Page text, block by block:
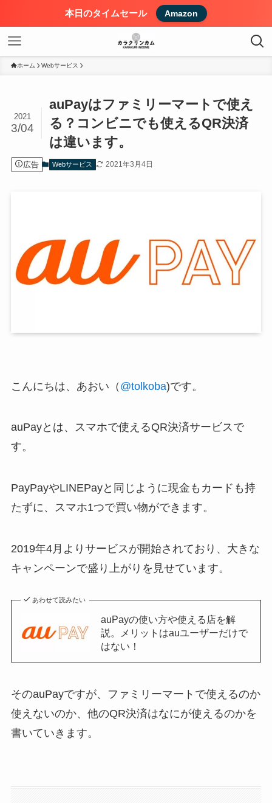
本日のタイムセール Amazon
ホーム Webサービス
auPayはファミリーマートで使え
る？コンビニでも使えるQR決済
は違います。
2021
3/04
広告 Webサービス 2021年3月4日
こんにちは、あおい（ @tolkoba)です。
auPayとは、スマホで使えるQR決済サービスで
す。
PayPayやLINEPayと同じように現金もカードも持
たずに、スマホ1つで買い物ができます。
2019年4月よりサービスが開始されており、大きな
キャンペーンで盛り上がりを見せています。
あわせて読みたい
auPayの使い方や使える店を解
説。メリットはauユーザーだけで
はない！
そのauPayですが、ファミリーマートで使えるのか
使えないのか、他のQR決済はなにが使えるのかを
書いていきます。